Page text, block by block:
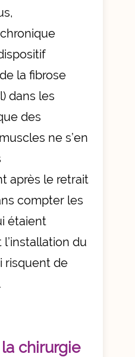
la fibrose
dans les
des
ne s’en
après le retrait
compter les
étaient
du
risquent de
chirurgie